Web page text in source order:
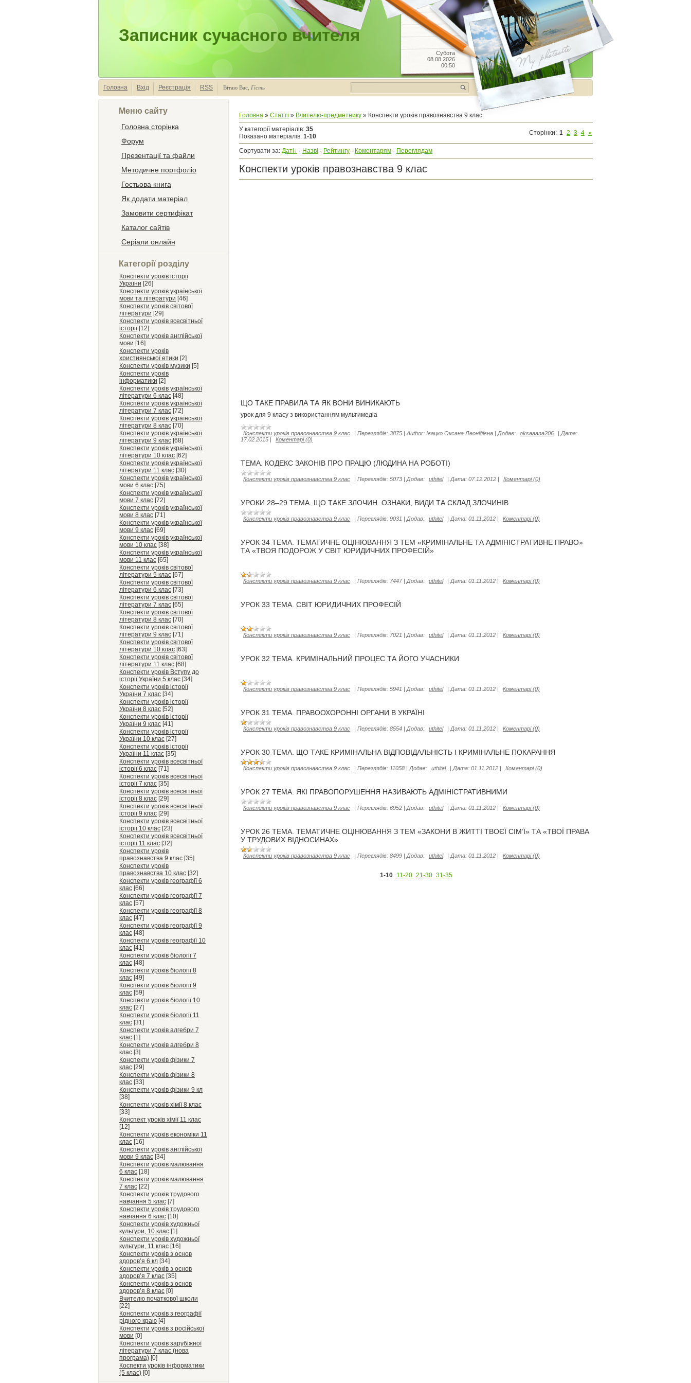
Субота
08.08.2026
00:50
Записник сучасного вчителя
Головна Вхід Реєстрація RSS Вітаю Вас Гість
Меню сайту
Головна сторінка
Форум
Презентації та файли
Методичне портфоліо
Гостьова книга
Як додати матеріал
Замовити сертифікат
Каталог сайтів
Серіали онлайн
Категорії розділу
Конспекти уроків історії
України [26]
Конспекти уроків української
мови та літератури [46]
Конспекти уроків світової
літератури [29]
Конспекти уроків всесвітньої
історії [12]
Конспекти уроків англійської
мови [16]
Конспекти уроків
християнської етики [2]
Конспекти уроків музики [5]
Конспекти уроків
інформатики [2]
Конспекти уроків української
літератури 6 клас [48]
Конспекти уроків української
літератури 7 клас [72]
Конспекти уроків української
літератури 8 клас [70]
Конспекти уроків української
літератури 9 клас [68]
Конспекти уроків української
літератури 10 клас [62]
Конспекти уроків української
літератури 11 клас [30]
Конспекти уроків української
мови 6 клас [75]
Конспекти уроків української
мови 7 клас [72]
Конспекти уроків української
мови 8 клас [71]
Конспекти уроків української
мови 9 клас [69]
Конспекти уроків української
мови 10 клас [38]
Конспекти уроків української
мови 11 клас [65]
Конспекти уроків світової
літератури 5 клас [67]
Конспекти уроків світової
літератури 6 клас [73]
Конспекти уроків світової
літератури 7 клас [65]
Конспекти уроків світової
літератури 8 клас [70]
Конспекти уроків світової
літератури 9 клас [71]
Конспекти уроків світової
літератури 10 клас [63]
Конспекти уроків світової
літератури 11 клас [68]
Конспекти уроків Вступу до
історії України 5 клас [34]
Конспекти уроків історії
України 7 клас [34]
Конспекти уроків історії
України 8 клас [52]
Конспекти уроків історії
України 9 клас [41]
Конспекти уроків історії
України 10 клас [27]
Конспекти уроків історії
України 11 клас [35]
Конспекти уроків всесвітньої
історії 6 клас [71]
Конспекти уроків всесвітньої
історії 7 клас [35]
Конспекти уроків всесвітньої
історії 8 клас [29]
Конспекти уроків всесвітньої
історії 9 клас [29]
Конспекти уроків всесвітньої
історії 10 клас [23]
Конспекти уроків всесвітньої
історії 11 клас [32]
Конспекти уроків
правознавства 9 клас [35]
Конспекти уроків
правознавства 10 клас [32]
Конспекти уроків географії 6
клас [66]
Конспекти уроків географії 7
клас [57]
Конспекти уроків географії 8
клас [47]
Конспекти уроків географії 9
клас [48]
Конспекти уроків географії 10
клас [41]
Конспекти уроків біології 7
клас [48]
Конспекти уроків біології 8
клас [49]
Конспекти уроків біології 9
клас [59]
Конспекти уроків біології 10
клас [27]
Конспекти уроків біології 11
клас [31]
Конспекти уроків алгебри 7
клас [1]
Конспекти уроків алгебри 8
клас [3]
Конспекти уроків фізики 7
клас [29]
Конспекти уроків фізики 8
клас [33]
Конспекти уроків фізики 9 кл
[38]
Конспекти уроків хімії 8 клас
[33]
Конспект уроків хімії 11 клас
[12]
Конспекти уроків економіки 11
клас [16]
Конспекти уроків англійської
мови 9 клас [34]
Конспекти уроків малювання
6 клас [18]
Конспекти уроків малювання
7 клас [22]
Конспекти уроків трудового
навчання 5 клас [7]
Конспекти уроків трудового
навчання 6 клас [10]
Конспекти уроків художньої
культури, 10 клас [1]
Конспекти уроків художньої
культури, 11 клас [16]
Конспекти уроків з основ
здоров’я 6 кл [34]
Конспекти уроків з основ
здоров’я 7 клас [35]
Конспекти уроків з основ
здоров’я 8 клас [0]
Вчителю початкової школи
[22]
Конспекти уроків з географії
рідного краю [4]
Конспекти уроків з російської
мови [0]
Конспекти уроків зарубіжної
літератури 7 клас (нова
програма) [0]
Коспекти уроків інформатики
(5 клас) [0]
Головна » Статті » Вчителю-предметнику » Конспекти уроків правознавства 9 клас
У категорії матеріалів: 35
Показано матеріалів: 1-10 Сторінки: 1 2 3 4 »
Сортувати за: Даті · Назві · Рейтингу · Коментарям · Переглядам
Конспекти уроків правознавства 9 клас
ЩО ТАКЕ ПРАВИЛА ТА ЯК ВОНИ ВИНИКАЮТЬ
урок для 9 класу з використанням мультимедіа
Конспекти уроків правознавства 9 клас | Переглядів: 3875 | Author: Івацко Оксана Леонідівна | Додав: oksaaana206 | Дата:
17.02.2015 | Коментарі (0)
ТЕМА. КОДЕКС ЗАКОНІВ ПРО ПРАЦЮ (ЛЮДИНА НА РОБОТІ)
Конспекти уроків правознавства 9 клас | Переглядів: 5073 | Додав: uthitel | Дата: 07.12.2012 | Коментарі (0)
УРОКИ 28–29 ТЕМА. ЩО ТАКЕ ЗЛОЧИН. ОЗНАКИ, ВИДИ ТА СКЛАД ЗЛОЧИНІВ
Конспекти уроків правознавства 9 клас | Переглядів: 9031 | Додав: uthitel | Дата: 01.11.2012 | Коментарі (0)
УРОК 34 ТЕМА. ТЕМАТИЧНЕ ОЦІНЮВАННЯ З ТЕМ «КРИМІНАЛЬНЕ ТА АДМІНІСТРАТИВНЕ ПРАВО»
ТА «ТВОЯ ПОДОРОЖ У СВІТ ЮРИДИЧНИХ ПРОФЕСІЙ»
Конспекти уроків правознавства 9 клас | Переглядів: 7447| Додав: uthitel | Дата: 01.11.2012 | Коментарі (0)
УРОК 33 ТЕМА. СВІТ ЮРИДИЧНИХ ПРОФЕСІЙ
Конспекти уроків правознавства 9 клас | Переглядів: 7021 | Додав: uthitel | Дата: 01.11.2012 | Коментарі (0)
УРОК 32 ТЕМА. КРИМІНАЛЬНИЙ ПРОЦЕС ТА ЙОГО УЧАСНИКИ
Конспекти уроків правознавства 9 клас | Переглядів: 5941 | Додав: uthitel | Дата: 01.11.2012 | Коментарі (0)
УРОК 31 ТЕМА. ПРАВООХОРОННІ ОРГАНИ В УКРАЇНІ
Конспекти уроків правознавства 9 клас | Переглядів: 8554 | Додав: uthitel | Дата: 01.11.2012 | Коментарі (0)
УРОК 30 ТЕМА. ЩО ТАКЕ КРИМІНАЛЬНА ВІДПОВІДАЛЬНІСТЬ І КРИМІНАЛЬНЕ ПОКАРАННЯ
Конспекти уроків правознавства 9 клас | Переглядів: 11058 | Додав: uthitel | Дата: 01.11.2012 | Коментарі (0)
УРОК 27 ТЕМА. ЯКІ ПРАВОПОРУШЕННЯ НАЗИВАЮТЬ АДМІНІСТРАТИВНИМИ
Конспекти уроків правознавства 9 клас | Переглядів: 6952 | Додав: uthitel | Дата: 01.11.2012 | Коментарі (0)
УРОК 26 ТЕМА. ТЕМАТИЧНЕ ОЦІНЮВАННЯ З ТЕМ «ЗАКОНИ В ЖИТТІ ТВОЄЇ СІМ’Ї» ТА «ТВОЇ ПРАВА
У ТРУДОВИХ ВІДНОСИНАХ»
Конспекти уроків правознавства 9 клас | Переглядів: 8499 | Додав: uthitel | Дата: 01.11.2012 | Коментарі (0)
1-10 11-20 21-30 31-35